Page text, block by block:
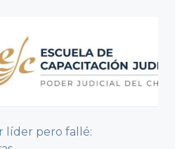
líder pero fallé: